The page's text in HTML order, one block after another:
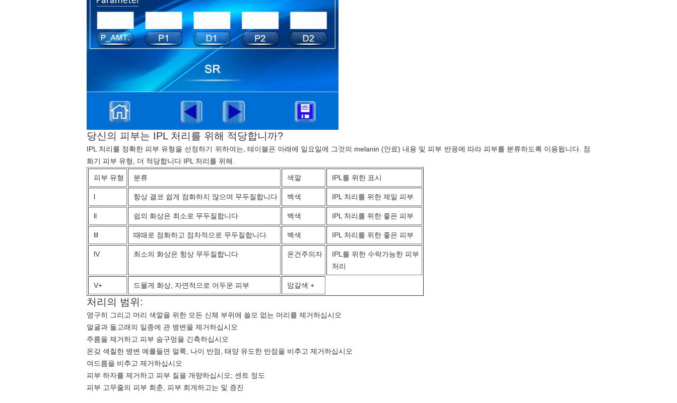
당신의 피부는 IPL 처리를 위해 적당합니까?
IPL 처리를 정확한 피부 유형을 선정하기 위하여는, 테이블은 아래에 일요일에 그것의 melanin (안료) 내용 및 피부 반응에 따라 피부를 분류하도록 이용됩니다. 점
화기 피부 유형, 더 적당합니다 IPL 처리를 위해.
피부 유형 분류 색깔 IPL를 위한 표시
l 항상 결코 쉽게 점화하지 않으며 무두질합니다 백색 IPL 처리를 위한 제일 피부
ll 쉽의 화상은 최소로 무두질합니다 백색 IPL 처리를 위한 좋은 피부
lll 때때로 점화하고 점차적으로 무두질합니다 백색 IPL 처리를 위한 좋은 피부
lV 최소의 화상은 항상 무두질합니다 온건주의자
IPL를 위한 수락가능한 피부
처리
V+ 드물게 화상, 자연적으로 어두운 피부 암갈색 +
처리의 범위:
영구히 그리고 머리 색깔을 위한 모든 신체 부위에 쓸모 없는 머리를 제거하십시오
얼굴과 돌고래의 일종에 관 병변을 제거하십시오
주름을 제거하고 피부 숨구멍을 긴축하십시오
온갖 색칠한 병변 예를들면 얼룩, 나이 반점, 태양 유도한 반점을 비추고 제거하십시오
여드름을 비추고 제거하십시오
피부 하자를 제거하고 피부 질을 개량하십시오; 센트 정도
피부 고무줄의 피부 회춘, 피부 희게하고는 및 증진